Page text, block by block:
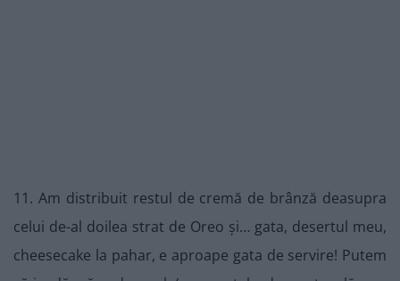
11. Am distribuit restul de cremă de brânză deasupra
celui de-al doilea strat de Oreo și… gata, desertul meu,
cheesecake la pahar, e aproape gata de servire! Putem